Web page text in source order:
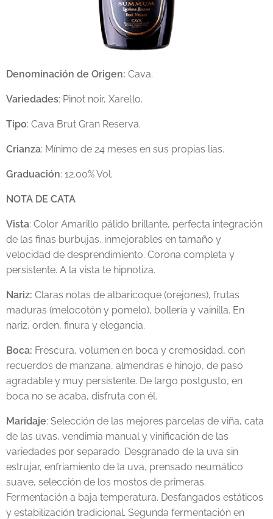
Denominación de Origen: Cava.
Variedades: Pinot noir, Xarel·lo.
Tipo: Cava Brut Gran Reserva.
Crianza: Mínimo de 24 meses en sus propias lías.
Graduación: 12.00% Vol.
NOTA DE CATA
Vista: Color Amarillo pálido brillante, perfecta integración
de las finas burbujas, inmejorables en tamaño y
velocidad de desprendimiento. Corona completa y
persistente. A la vista te hipnotiza.
Nariz: Claras notas de albaricoque (orejones), frutas
maduras (melocotón y pomelo), bollería y vainilla. En
nariz, orden, finura y elegancia.
Boca: Frescura, volumen en boca y cremosidad, con
recuerdos de manzana, almendras e hinojo, de paso
agradable y muy persistente. De largo postgusto, en
boca no se acaba, disfruta con él.
Maridaje: Selección de las mejores parcelas de viña, cata
de las uvas, vendimia manual y vinificación de las
variedades por separado. Desgranado de la uva sin
estrujar, enfriamiento de la uva, prensado neumático
suave, selección de los mostos de primeras.
Fermentación a baja temperatura. Desfangados estáticos
y estabilización tradicional. Segunda fermentación en